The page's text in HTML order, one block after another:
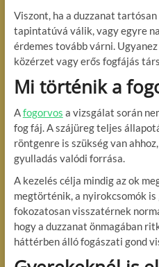
Viszont, ha a duzzanat
tapintatúvá válik, vagy egyre
érdemes tovább várni.
közérzet vagy erős fogfájás
Mi történik a
Afogorvos a vizsgálat során
fog fáj. A szájüreg teljes
röntgenre is szükség van
gyulladás valódi forrása.
A kezelés célja mindig az ok
megtörténik, a nyirokcsomók is
fokozatosan visszatérnek
hogy a duzzanat önmagában
háttérben álló fogászati gond